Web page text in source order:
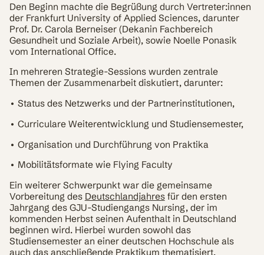
Den Beginn machte die Begrüßung durch Vertreter:innen
der Frankfurt University of Applied Sciences, darunter
Prof. Dr. Carola Berneiser (Dekanin Fachbereich
Gesundheit und Soziale Arbeit), sowie Noelle Ponasik
vom International Office.
In mehreren Strategie-Sessions wurden zentrale
Themen der Zusammenarbeit diskutiert, darunter:
• Status des Netzwerks und der Partnerinstitutionen,
• Curriculare Weiterentwicklung und Studiensemester,
• Organisation und Durchführung von Praktika
• Mobilitätsformate wie Flying Faculty
Ein weiterer Schwerpunkt war die gemeinsame
Vorbereitung des Deutschlandjahresfür den ersten
Jahrgang des GJU-Studiengangs Nursing, der im
kommenden Herbst seinen Aufenthalt in Deutschland
beginnen wird. Hierbei wurden sowohl das
Studiensemester an einer deutschen Hochschule als
auch das anschließende Praktikum thematisiert.